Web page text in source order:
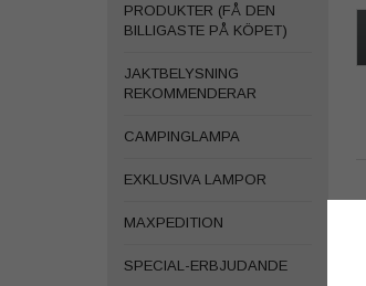
PRODUKTER (FÅ DEN
BILLIGASTE PÅ KÖPET)
JAKTBELYSNING
REKOMMENDERAR
CAMPINGLAMPA
EXKLUSIVA LAMPOR
MAXPEDITION
SPECIAL-ERBJUDANDE